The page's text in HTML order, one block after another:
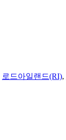
로드아일랜드(RI),